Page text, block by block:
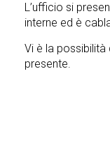
L’ufficio si
interne ed è
Vi è la possibilità
presente.